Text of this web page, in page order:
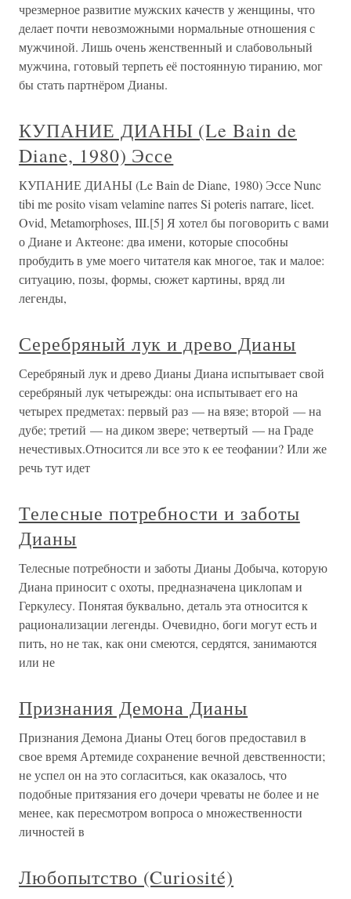
чрезмерное развитие мужских качеств у женщины, что
делает почти невозможными нормальные отношения с
мужчиной. Лишь очень женственный и слабовольный
мужчина, готовый терпеть её постоянную тиранию, мог
бы стать партнёром Дианы.
КУПАНИЕ ДИАНЫ (Le Bain de
Diane, 1980) Эссе
КУПАНИЕ ДИАНЫ (Le Bain de Diane, 1980) Эссе Nunc
tibi me posito visam velamine narres Si poteris narrare, licet.
Ovid, Metamorphoses, III.[5] Я хотел бы поговорить с вами
о Диане и Актеоне: два имени, которые способны
пробудить в уме моего читателя как многое, так и малое:
ситуацию, позы, формы, сюжет картины, вряд ли
легенды,
Серебряный лук и древо Дианы
Серебряный лук и древо Дианы Диана испытывает свой
серебряный лук четырежды: она испытывает его на
четырех предметах: первый раз — на вязе; второй — на
дубе; третий — на диком звере; четвертый — на Граде
нечестивых.Относится ли все это к ее теофании? Или же
речь тут идет
Телесные потребности и заботы
Дианы
Телесные потребности и заботы Дианы Добыча, которую
Диана приносит с охоты, предназначена циклопам и
Геркулесу. Понятая буквально, деталь эта относится к
рационализации легенды. Очевидно, боги могут есть и
пить, но не так, как они смеются, сердятся, занимаются
или не
Признания Демона Дианы
Признания Демона Дианы Отец богов предоставил в
свое время Артемиде сохранение вечной девственности;
не успел он на это согласиться, как оказалось, что
подобные притязания его дочери чреваты не более и не
менее, как пересмотром вопроса о множественности
личностей в
Любопытство (Curiosité)